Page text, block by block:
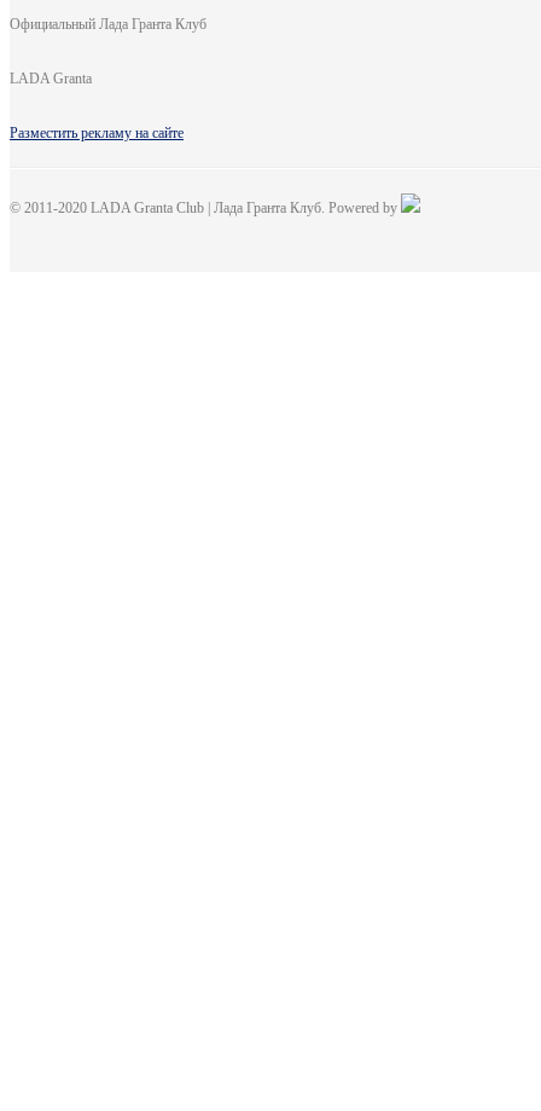
Официальный Лада Гранта Клуб
LADA Granta
Разместить рекламу на сайте
© 2011-2020 LADA Granta Club | Лада Гранта Клуб. Powered by